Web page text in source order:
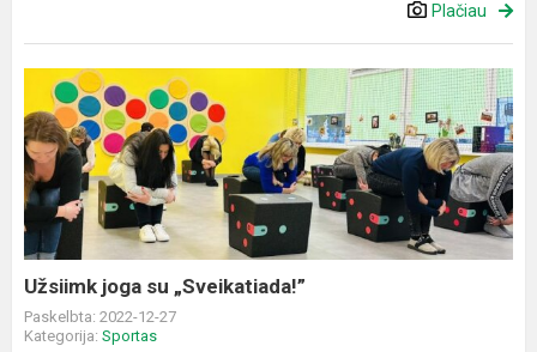
Plačiau
Užsiimk
joga
su
„Sveikatiada!”
Užsiimk joga su „Sveikatiada!”
Paskelbta: 2022-12-27
Kategorija: Sportas